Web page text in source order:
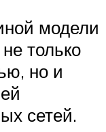
модели
только
но и
сетей.